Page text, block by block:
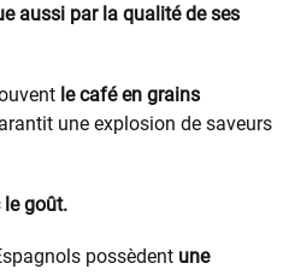
aussi par la qualité de ses
le café en grains
une explosion de saveurs
le goût.
possèdent une